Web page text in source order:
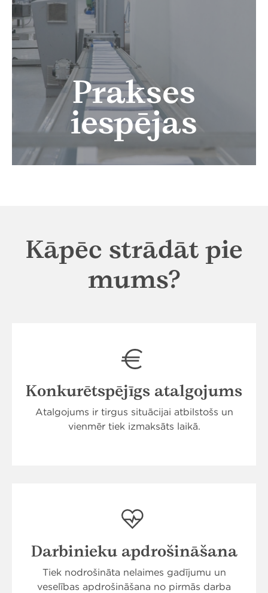
Prakses
iespējas
Kāpēc strādāt pie
mums?
Konkurētspējīgs atalgojums
Atalgojums ir tirgus situācijai atbilstošs un
vienmēr tiek izmaksāts laikā.
Darbinieku apdrošināšana
Tiek nodrošināta nelaimes gadījumu un
veselības apdrošināšana no pirmās darba